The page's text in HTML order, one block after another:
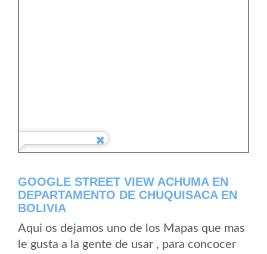
GOOGLE STREET VIEW ACHUMA EN
DEPARTAMENTO DE CHUQUISACA EN
BOLIVIA
Aqui os dejamos uno de los Mapas que mas
le gusta a la gente de usar , para concocer